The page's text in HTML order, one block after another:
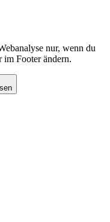
nur, wenn du
im Footer ändern.